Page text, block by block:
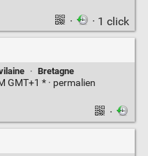
· · 1 click
· Bretagne
GMT+1 * · permalien
·